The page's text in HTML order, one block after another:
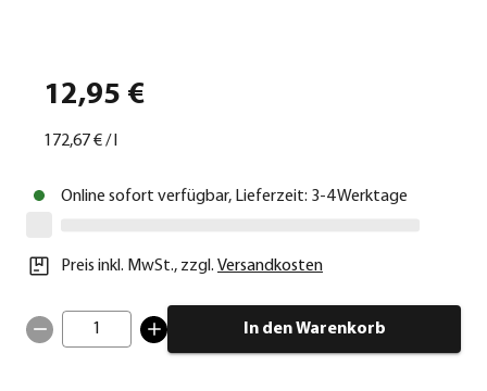
12,95 €
172,67 €/l
Online sofort verfügbar, Lieferzeit: 3-4 Werktage
Preis inkl. MwSt., zzgl. Versandkosten
1 In den Warenkorb